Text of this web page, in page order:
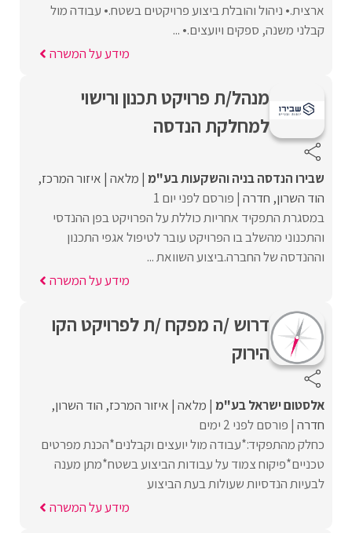
ארצית.• ניהול והובלת ביצוע פרויקטים בשטח.• עבודה מול
קבלני משנה, ספקים ויועצים.• ...
מידע על המשרה
מנהל/ת פרויקט תכנון ורישוי
למחלקת הנדסה
שבירו הנדסה בניה והשקעות בע"מ מלאה איזור המרכז
הוד השרון חדרה פורסם לפני יום 1
במסגרת התפקיד אחריות כוללת על הפרויקט בפן ההנדסי
והתכנוני מהשלב בו הפרויקט עובר לטיפול אגפי התכנון
וההנדסה של החברה.ביצוע השוואת ...
מידע על המשרה
דרוש /ה מפקח /ת לפרויקט הקו
הירוק
אלסטום ישראל בע"מ מלאה איזור המרכז הוד השרון
חדרה פורסם לפני 2 ימים
כחלק מהתפקיד:*עבודה מול יועצים וקבלנים*הכנת מפרטים
טכניים*פיקוח צמוד על עבודות הביצוע בשטח*מתן מענה
לבעיות הנדסיות שעולות בעת הביצוע
מידע על המשרה